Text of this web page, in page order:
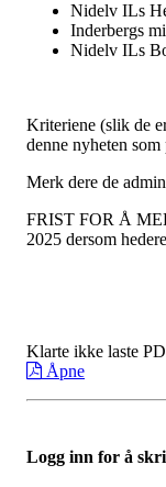
Nidelv ILs
Inderbergs
Nidelv ILs
Kriteriene (slik de
denne nyheten
Merk dere de
FRIST FOR Å
2025 dersom
Klarte ikke laste
Åpne
Logg inn for å